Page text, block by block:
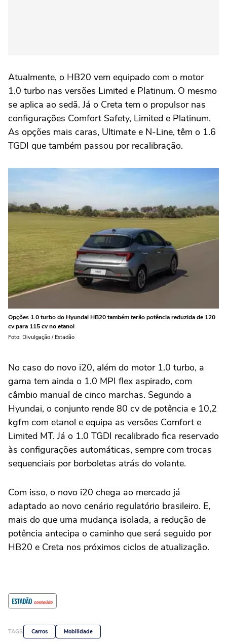
Atualmente, o HB20 vem equipado com o motor
1.0 turbo nas versões Limited e Platinum. O mesmo
se aplica ao sedã. Já o Creta tem o propulsor nas
configurações Comfort Safety, Limited e Platinum.
As opções mais caras, Ultimate e N-Line, têm o 1.6
TGDI que também passou por recalibração.
Opções 1.0 turbo do Hyundai HB20 também terão potência reduzida de 120
cv para 115 cv no etanol
Foto: Divulgação / Estadão
No caso do novo i20, além do motor 1.0 turbo, a
gama tem ainda o 1.0 MPI flex aspirado, com
câmbio manual de cinco marchas. Segundo a
Hyundai, o conjunto rende 80 cv de potência e 10,2
kgfm com etanol e equipa as versões Comfort e
Limited MT. Já o 1.0 TGDI recalibrado fica reservado
às configurações automáticas, sempre com trocas
sequenciais por borboletas atrás do volante.
Com isso, o novo i20 chega ao mercado já
adaptado ao novo cenário regulatório brasileiro. E,
mais do que uma mudança isolada, a redução de
potência antecipa o caminho que será seguido por
HB20 e Creta nos próximos ciclos de atualização.
TAGS Carros Mobilidade